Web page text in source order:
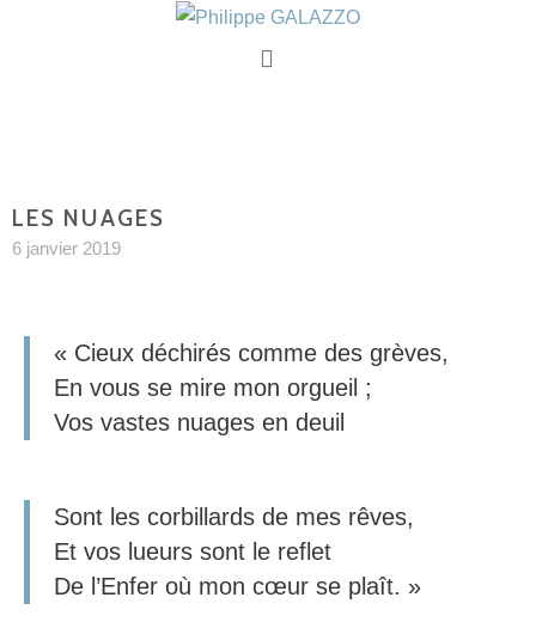
LES NUAGES
6 janvier 2019
« Cieux déchirés comme des grèves,
En vous se mire mon orgueil ;
Vos vastes nuages en deuil
Sont les corbillards de mes rêves,
Et vos lueurs sont le reflet
De l’Enfer où mon cœur se plaît. »